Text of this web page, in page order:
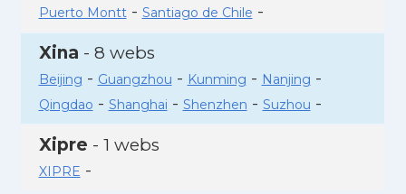
Puerto Montt- Santiago de Chile -
Xina - 8 webs
Beijing - Guangzhou - Kunming - Nanjing -
Qingdao - Shanghai - Shenzhen - Suzhou -
Xipre - 1 webs
XIPRE -